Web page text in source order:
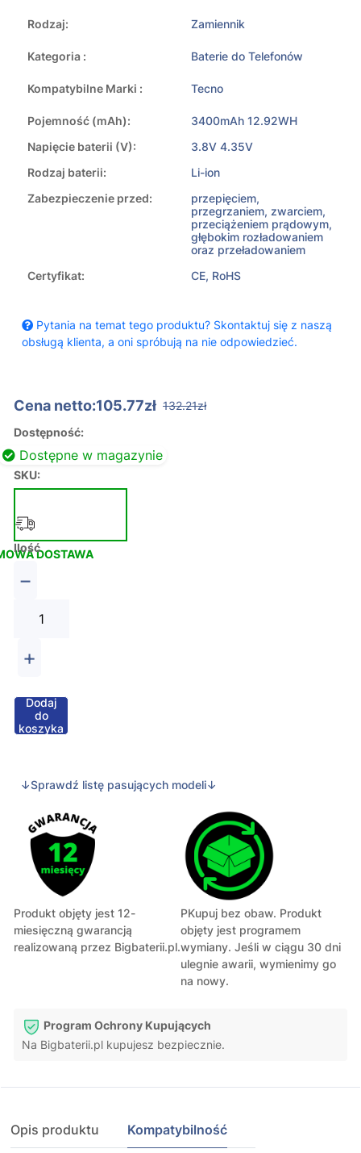
Rodzaj: Zamiennik
Kategoria : Baterie do Telefonów
Kompatybilne Marki : Tecno
Pojemność (mAh):
3400mAh 12.92WH
Napięcie baterii (V):
3.8V 4.35V
Rodzaj baterii:
Li-ion
Zabezpieczenie przed:
przepięciem,
przegrzaniem, zwarciem,
przeciążeniem prądowym,
głębokim rozładowaniem
oraz przeładowaniem
Certyfikat:
CE, RoHS
Pytania na temat tego produktu? Skontaktuj się z naszą
obsługą klienta, a oni spróbują na nie odpowiedzieć.
Cena netto:105.77zł 132.21zł
Dostępność:
Dostępne w magazynie
SKU:
DOSTAWA
Ilość
−
+
Dodaj
do
koszyka
↓Sprawdź listę pasujących modeli↓
Produkt objęty jest 12-
miesięczną gwarancją
realizowaną przez Bigbaterii.pl.
PKupuj bez obaw. Produkt
objęty jest programem
wymiany. Jeśli w ciągu 30 dni
ulegnie awarii, wymienimy go
na nowy.
Program Ochrony Kupujących
Na Bigbaterii.pl kupujesz bezpiecznie.
Opis produktu Kompatybilność